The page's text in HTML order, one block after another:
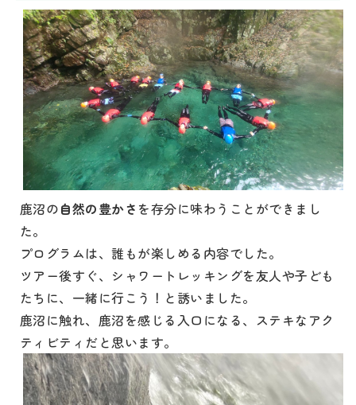
鹿沼の自然の豊かさ を存分に味わうことができまし
た。
プログラムは、誰もが楽しめる内容でした。
ツアー後すぐ、シャワートレッキングを友人や子ども
たちに、一緒に行こう！と誘いました。
鹿沼に触れ、鹿沼を感じる入口になる、ステキなアク
ティビティだと思います。